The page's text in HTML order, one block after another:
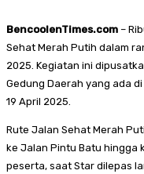
BencoolenTimes.com –
Sehat Merah Putih dalam
2025. Kegiatan ini
Gedung Daerah yang ada
19 April 2025.
Rute Jalan Sehat Merah
ke Jalan Pintu Batu hingga
peserta, saat Star dilepas